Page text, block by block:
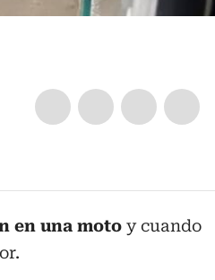
en una moto y cuando